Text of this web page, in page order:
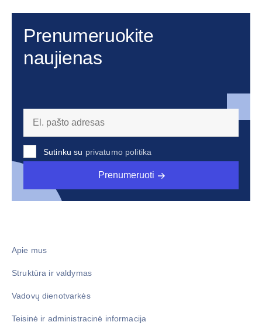
Prenumeruokite
naujienas
Sutinku su privatumo politika
Prenumeruoti
Apie mus
Struktūra ir valdymas
Vadovų dienotvarkės
Teisinė ir administracinė informacija